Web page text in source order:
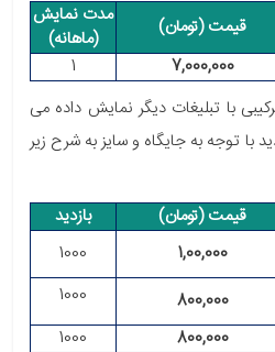
قیمت (تومان)
مدت نمایش
(ماهانه)
7,000,000
1
با تبلیغات دیگر نمایش داده می
با توجه به جایگاه و سایز به شرح زیر
قیمت (تومان)
بازدید
1,00,000
1000
800,000
1000
800,000
1000